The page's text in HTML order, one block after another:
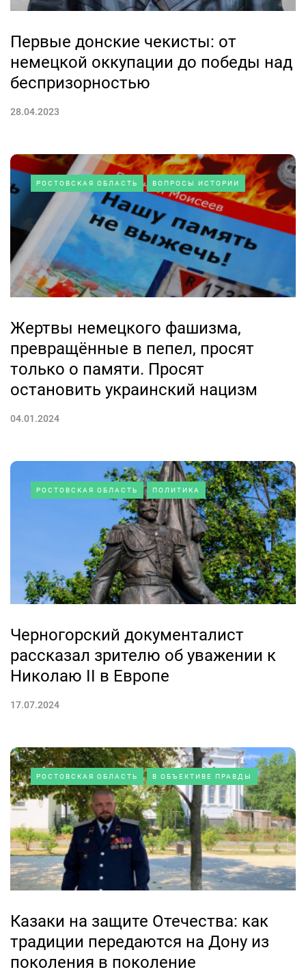
Первые донские чекисты: от
немецкой оккупации до победы над
беспризорностью
28.04.2023
РОСТОВСКАЯ ОБЛАСТЬ ВОПРОСЫ ИСТОРИИ
Жертвы немецкого фашизма,
превращённые в пепел, просят
только о памяти. Просят
остановить украинский нацизм
04.01.2024
РОСТОВСКАЯ ОБЛАСТЬ ПОЛИТИКА
Черногорский документалист
рассказал зрителю об уважении к
Николаю II в Европе
17.07.2024
РОСТОВСКАЯ ОБЛАСТЬ В ОБЪЕКТИВЕ ПРАВДЫ
Казаки на защите Отечества: как
традиции передаются на Дону из
поколения в поколение